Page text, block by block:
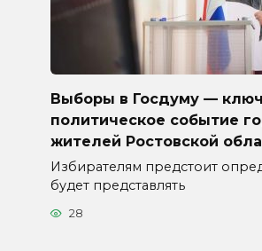
Выборы в Госдуму —
политическое событие
жителей Ростовской
Избирателям предстоит
будет представлять
28